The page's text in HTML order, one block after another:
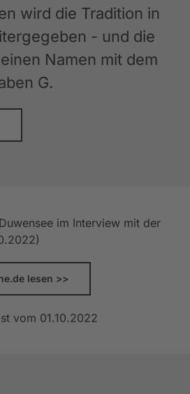
wird die Tradition in
- und die
Namen mit dem
G.
lesen >>
vom 01.10.2022